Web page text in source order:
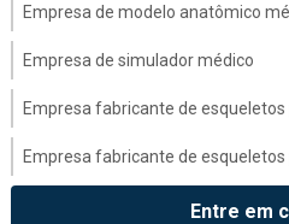
Empresa de modelo anatômico
Empresa de simulador médico
Empresa fabricante de
Empresa fabricante de
Empresa fabricante de modelo
Entre em